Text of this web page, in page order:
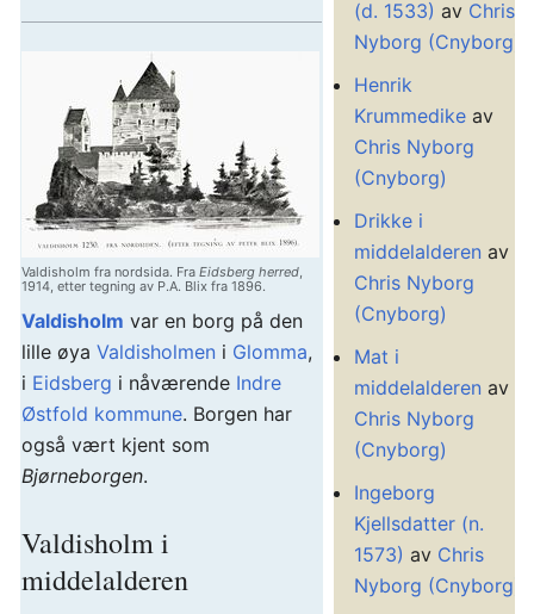
Valdisholm fra nordsida. Fra Eidsberg herred,
1914, etter tegning av P.A. Blix fra 1896.
Valdisholm var en borg på den
lille øya Valdisholmen i Glomma,
i Eidsberg i nåværende Indre
Østfold kommune. Borgen har
også vært kjent som
Bjørneborgen.
Valdisholm i
middelalderen
(d. 1533) av Chris
Nyborg (Cnyborg)
Henrik
Krummedike av
Chris Nyborg
(Cnyborg)
Drikke i
middelalderen av
Chris Nyborg
(Cnyborg)
Mat i
middelalderen av
Chris Nyborg
(Cnyborg)
Ingeborg
Kjellsdatter (n.
1573) av Chris
Nyborg (Cnyborg)